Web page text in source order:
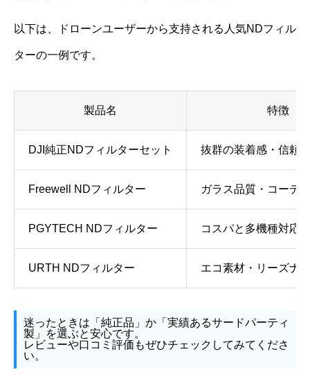
以下は、ドローンユーザーから支持される人気NDフィル
ターの一例です。
製品名 特徴
DJI純正NDフィルターセット 抜群の装着感・信頼
Freewell NDフィルター ガラス品質・コーテ
PGYTECH NDフィルター コスパと多機種対応
URTH NDフィルター エコ素材・リーズナ
迷ったときは「純正品」か「実績あるサードパーティ
製」を選ぶと安心です。
レビューや口コミ評価もぜひチェックしてみてくださ
い。